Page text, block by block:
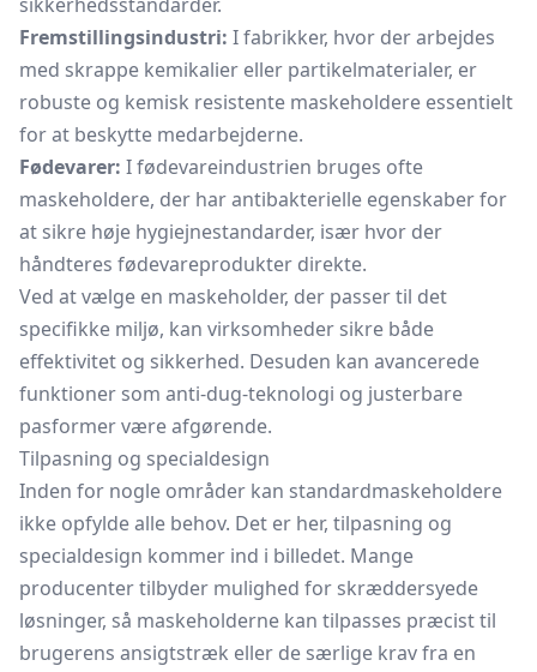
Fremstillingsindustri: I fabrikker, hvor der arbejdes
med skrappe kemikalier eller partikelmaterialer, er
robuste og kemisk resistente maskeholdere essentielt
for at beskytte medarbejderne.
Fødevarer: I fødevareindustrien bruges ofte
maskeholdere, der har antibakterielle egenskaber for
at sikre høje hygiejnestandarder, især hvor der
håndteres fødevareprodukter direkte.
Ved at vælge en maskeholder, der passer til det
specifikke miljø, kan virksomheder sikre både
effektivitet og sikkerhed. Desuden kan avancerede
funktioner som anti-dug-teknologi og justerbare
pasformer være afgørende.
Tilpasning og specialdesign
Inden for nogle områder kan standardmaskeholdere
ikke opfylde alle behov. Det er her, tilpasning og
specialdesign kommer ind i billedet. Mange
producenter tilbyder mulighed for skræddersyede
løsninger, så maskeholderne kan tilpasses præcist til
brugerens ansigtstræk eller de særlige krav fra en